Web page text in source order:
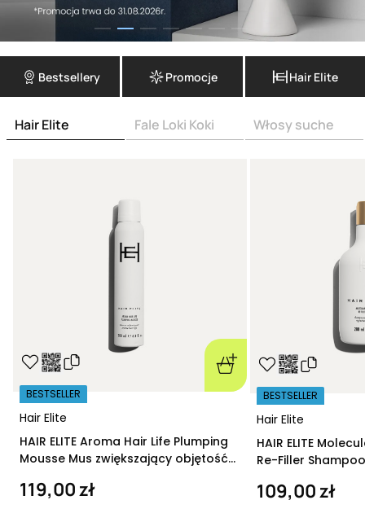
Bestsellery Promocje Hair Elite
Hair Elite Fale Loki Koki Włosy suche
Hair Elite
BESTSELLER
HAIR ELITE Aroma Hair Life Plumping
Mousse Mus zwiększający objętość
119,00 zł
Hair Elite
BESTSELLER
HAIR ELITE
Re-Filler
109,00 zł